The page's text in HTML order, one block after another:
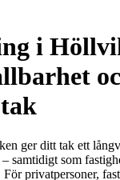
i
ger ditt tak ett
samtidigt som
privatpersoner,